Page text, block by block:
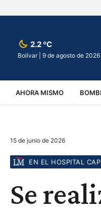
2.2 ºC
Bolívar | 9 de agosto de 2026
AHORA MISMO
VIRALES ACCIDENTES
15 de junio de 2026
EN EL HOSPITAL
Se